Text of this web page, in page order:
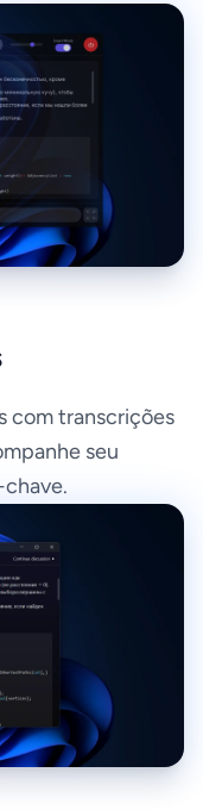
com transcrições
seu